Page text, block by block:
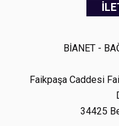
BİANET -
Faikpaşa Caddesi
34425